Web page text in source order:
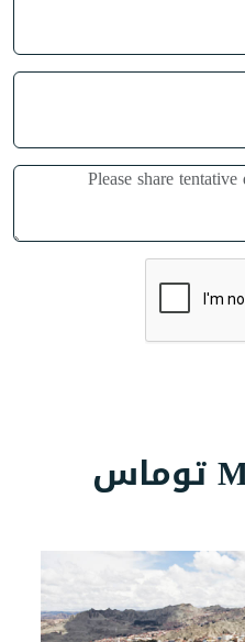
More Packages on توماس